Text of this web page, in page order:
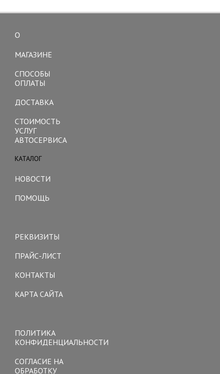
О
МАГАЗИНЕ
СПОСОБЫ
ОПЛАТЫ
ДОСТАВКА
СТОИМОСТЬ
УСЛУГ
АВТОСЕРВИСА
КАТАЛОГ
НОВОСТИ
ПОМОЩЬ
РЕКВИЗИТЫ
ПРАЙС-ЛИСТ
КОНТАКТЫ
КАРТА САЙТА
ПОЛИТИКА
КОНФИДЕНЦИАЛЬНОСТИ
СОГЛАСИЕ НА
ОБРАБОТКУ